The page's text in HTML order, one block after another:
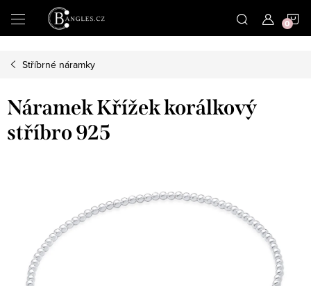
Přejít
na
Stříbrné náramky
Náramek Křížek korálkový
stříbro 925